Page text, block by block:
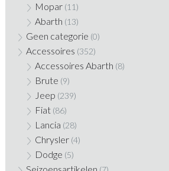
Mopar (11)
Abarth (13)
Geen categorie (0)
Accessoires (352)
Accessoires Abarth (8)
Brute (9)
Jeep (239)
Fiat (86)
Lancia (28)
Chrysler (4)
Dodge (5)